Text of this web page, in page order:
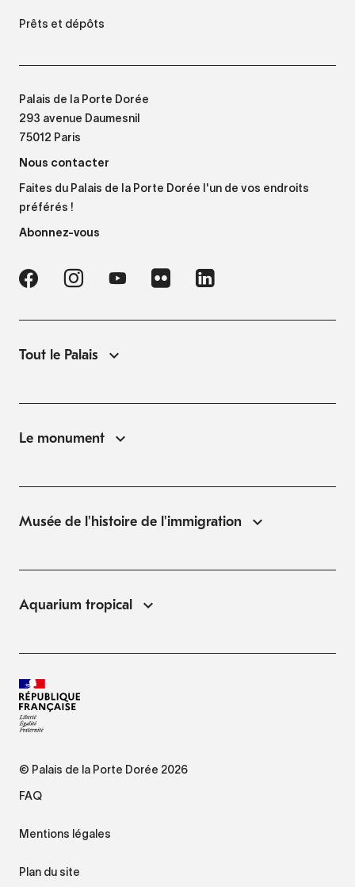
Prêts et dépôts
Palais de la Porte Dorée
293 avenue Daumesnil
75012 Paris
Nous contacter
Faites du Palais de la Porte Dorée l'un de vos endroits
préférés !
Abonnez-vous
Tout le Palais
Le monument
Musée de l'histoire de l'immigration
Aquarium tropical
© Palais de la Porte Dorée 2026
FAQ
Mentions légales
Plan du site